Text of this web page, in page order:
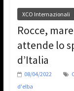
XCO Internazionali
Rocce,
attende lo
d’Italia
08/04/2022
d'elba